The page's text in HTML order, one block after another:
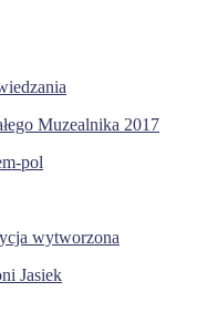
Muzealnika 2017
pol
wytworzona
Jasiek